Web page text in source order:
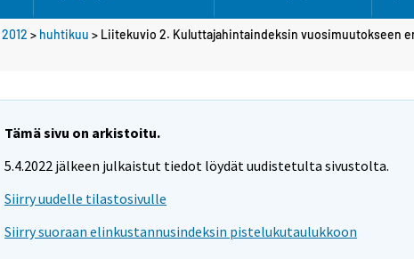
2012 > huhtikuu > Liitekuvio 2. Kuluttajahintaindeksin vuosimuutokseen
Tämä sivu on arkistoitu.
5.4.2022 jälkeen julkaistut tiedot löydät uudistetulta sivustolta.
Siirry uudelle tilastosivulle
Siirry suoraan elinkustannusindeksin pistelukutaulukkoon